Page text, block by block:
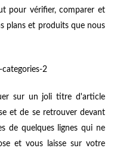
pour vérifier, comparer et
plans et produits que nous
sur un joli titre d'article
et de se retrouver devant
de quelques lignes qui ne
et vous laisse sur votre